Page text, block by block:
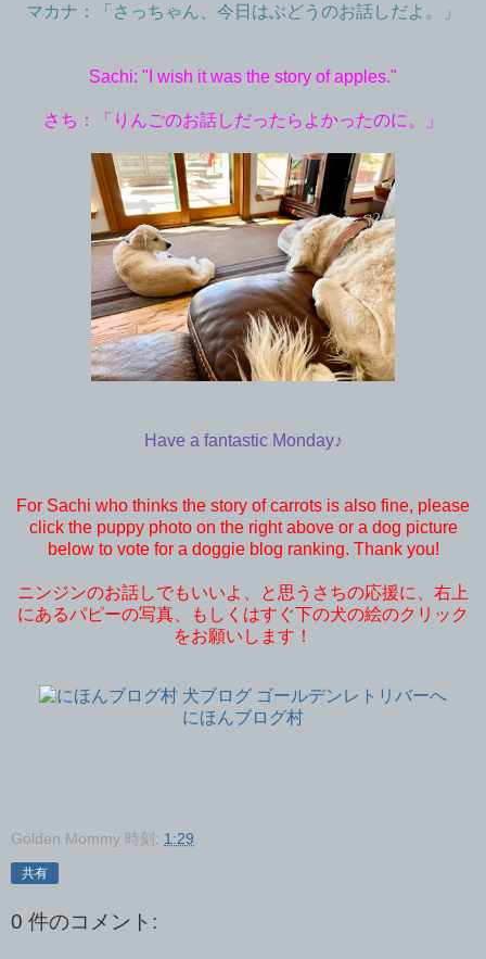
マカナ：「さっちゃん、今日はぶどうのお話しだよ。」
Sachi: "I wish it was the story of apples."
さち：「りんごのお話しだったらよかったのに。」
Have a fantastic Monday♪
For Sachi who thinks the story of carrots is also fine, please
click the puppy photo on the right above or a dog picture
below to vote for a doggie blog ranking. Thank you!
ニンジンのお話しでもいいよ、と思うさちの応援に、右上
にあるパピーの写真、もしくはすぐ下の犬の絵のクリック
をお願いします！
にほんブログ村
Golden Mommy 時刻: 1:29
共有
0 件のコメント: